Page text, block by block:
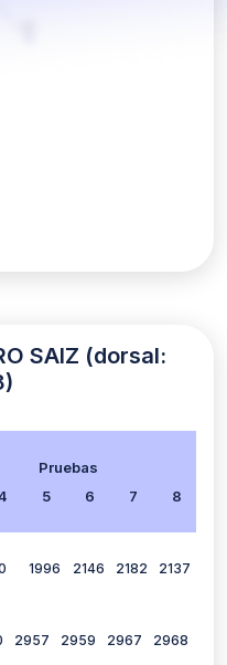
SAIZ (dorsal:
Pruebas
5 6 7 8
1996 2146 2182 2137
2957 2959 2967 2968